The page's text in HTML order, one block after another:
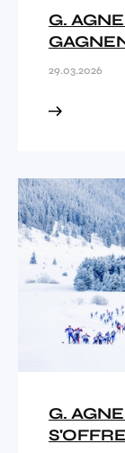
G.
29.03.2026
G.